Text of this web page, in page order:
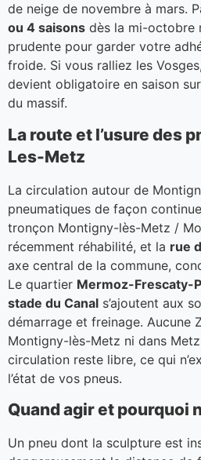
de neige de novembre à mars.
ou 4 saisons dès la mi-octobre
prudente pour garder votre
froide. Si vous ralliez les
devient obligatoire en saison
du massif.
La route et l’usure des
Les-Metz
La circulation autour de
pneumatiques de façon
tronçon Montigny-lès-Metz /
récemment réhabilité, et la rue
axe central de la commune,
Le quartier Mermoz-Frescaty-
stade du Canal s’ajoutent aux
démarrage et freinage. Aucune
Montigny-lès-Metz ni dans
circulation reste libre, ce qui
l’état de vos pneus.
Quand agir et pourquoi
Un pneu dont la sculpture est